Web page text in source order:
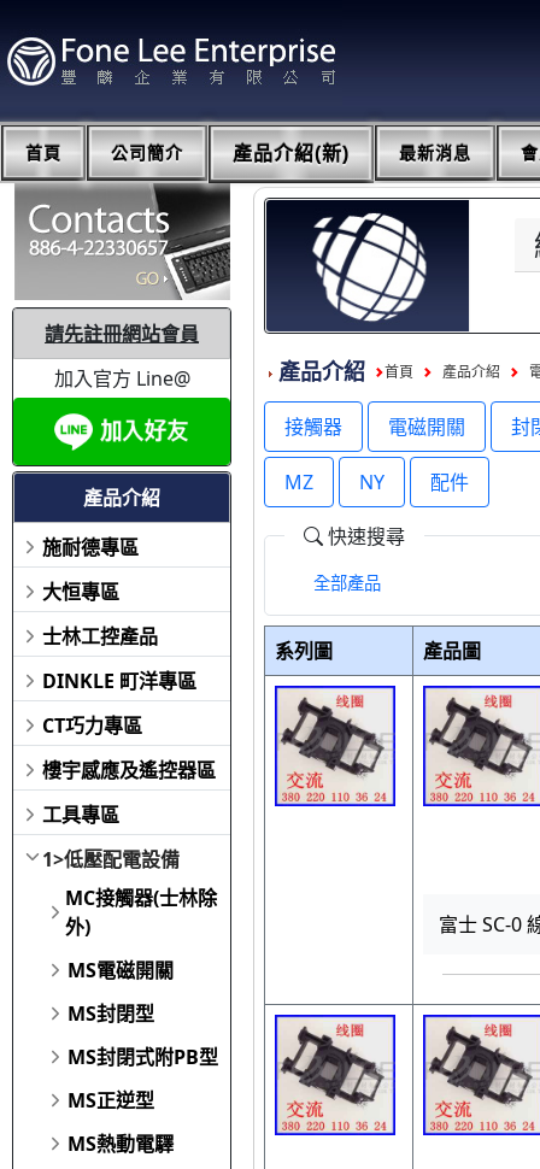
首頁 公司簡介 產品介紹(新) 最新消息
請先註冊網站會員
加入官方 Line@
產品介紹
施耐德專區
大恒專區
士林工控產品
DINKLE 町洋專區
CT巧力專區
樓宇感應及遙控器區
工具專區
1>低壓配電設備
MC接觸器(士林除
外)
MS電磁開關
MS封閉型
MS封閉式附PB型
MS正逆型
MS熱動電驛
產品介紹 首頁 產品介紹
接觸器 電磁開關 封
MZ NY 配件
快速搜尋
全部產品
系列圖 產品圖
富士 SC-0